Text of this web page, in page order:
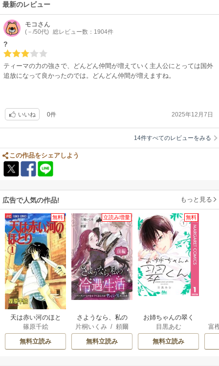
最新のレビュー
モコ さん
(－/50代) 総レビュー数：1904件
?
ティーマの力の強さで、どんどん仲間が増えていく主人公にとっては国外
追放になって良かったのでは。どんどん仲間が増えますね。
いいね 0件 2025年12月7日
14件すべてのレビューをみる
この作品をシェアしよう
広告で人気の作品! もっと見る
無料
天は赤い河のほと
り
篠原千絵
無料立読み
立読み増量
さようなら、私の
冷遇生活 ～パーテ
ィーで声をかけて
きたのがヤバい男
片桐いくみ /頼爾
無料立読み
無料
お姉ちゃんの翠く
ん
目黒あむ
無料立読み
富